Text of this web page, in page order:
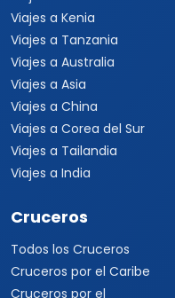
Viajes a Egipto
Viajes a Medio Oriente
Viajes a Alemania
Viajes a Suiza
Viajes a África
Viajes a Sudáfrica
Viajes a Kenia
Viajes a Tanzania
Viajes a Asia
Viajes a China
Viajes a Corea del Sur
Viajes a Tailandia